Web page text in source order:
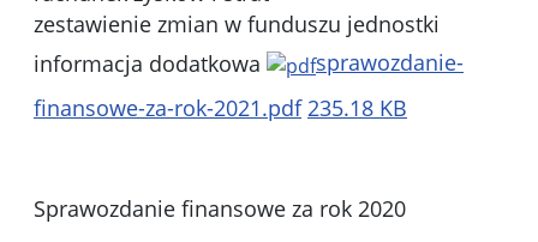
zestawienie zmian w funduszu jednostki
informacja dodatkowa
sprawozdanie-
finansowe-za-rok-2021.pdf 235.18 KB
Sprawozdanie finansowe za rok 2020